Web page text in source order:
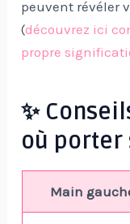
peuvent révéler
(découvrez ici
propre
✨
où porter
Main